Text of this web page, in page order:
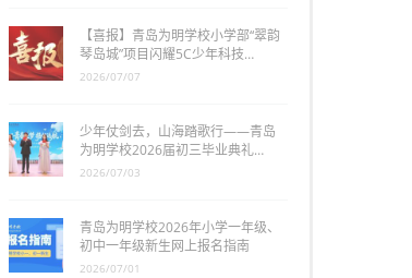
【喜报】青岛为明学校小学部“翠韵
琴岛城”项目闪耀5C少年科技…
2026/07/07
少年仗剑去，山海踏歌行——青岛
为明学校2026届初三毕业典礼…
2026/07/03
青岛为明学校2026年小学一年级、
初中一年级新生网上报名指南
2026/07/01